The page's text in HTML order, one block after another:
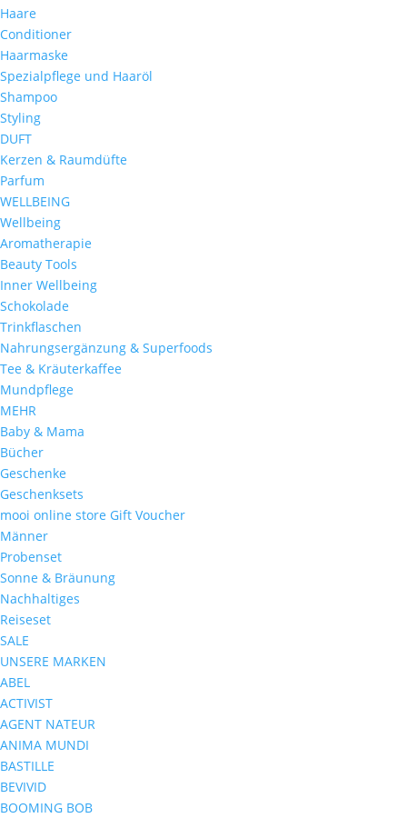
Haare
Conditioner
Haarmaske
Spezialpflege und Haaröl
Shampoo
Styling
DUFT
Kerzen & Raumdüfte
Parfum
WELLBEING
Wellbeing
Aromatherapie
Beauty Tools
Inner Wellbeing
Schokolade
Trinkflaschen
Nahrungsergänzung & Superfoods
Tee & Kräuterkaffee
Mundpflege
MEHR
Baby & Mama
Bücher
Geschenke
Geschenksets
mooi online store Gift Voucher
Männer
Probenset
Sonne & Bräunung
Nachhaltiges
Reiseset
SALE
UNSERE MARKEN
ABEL
ACTIVIST
AGENT NATEUR
ANIMA MUNDI
BASTILLE
BEVIVID
BOOMING BOB